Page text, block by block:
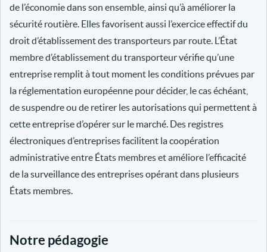
de l’économie dans son ensemble, ainsi qu’à améliorer la
sécurité routière. Elles favorisent aussi l’exercice effectif du
droit d’établissement des transporteurs par route. L’État
membre d’établissement du transporteur vérifie qu’une
entreprise remplit à tout moment les conditions prévues par
la réglementation européenne pour décider, le cas échéant,
de suspendre ou de retirer les autorisations qui permettent à
cette entreprise d’opérer sur le marché. Des registres
électroniques d’entreprises facilitent la coopération
administrative entre États membres et améliore l’efficacité
de la surveillance des entreprises opérant dans plusieurs
États membres.
Notre pédagogie